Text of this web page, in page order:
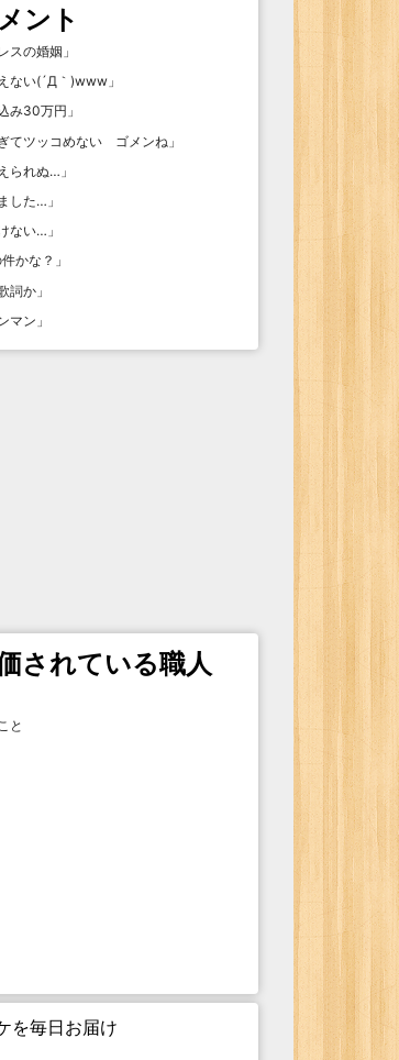
ント
スの婚姻 」
ない(´Д｀)www 」
み30万円 」
てツッコめない ゴメンね 」
られぬ… 」
した… 」
ない… 」
かな？ 」
詞か 」
マン 」
されている職人
と
を毎日お届け